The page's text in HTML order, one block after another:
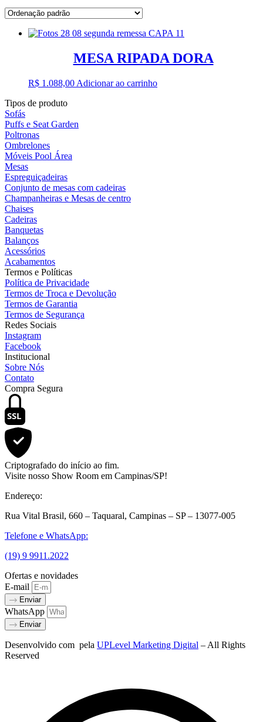
MESA RIPADA DORA
R$ 1.088,00 Adicionar ao carrinho
Tipos de produto
Sofás
Puffs e Seat Garden
Poltronas
Ombrelones
Móveis Pool Área
Mesas
Espreguiçadeiras
Conjunto de mesas com cadeiras
Champanheiras e Mesas de centro
Chaises
Cadeiras
Banquetas
Balanços
Acessórios
Acabamentos
Termos e Políticas
Política de Privacidade
Termos de Troca e Devolução
Termos de Garantia
Termos de Segurança
Redes Sociais
Instagram
Facebook
Institucional
Sobre Nós
Contato
Compra Segura
SSL
Criptografado do início ao fim.
Visite nosso Show Room em Campinas/SP!
Endereço:
Rua Vital Brasil, 660 – Taquaral, Campinas – SP – 13077-005
Telefone e WhatsApp:
(19) 9 9911.2022
Ofertas e novidades
E-mail
Enviar
WhatsApp
Enviar
Desenvolvido com pela UPLevel Marketing Digital – All Rights
Reserved